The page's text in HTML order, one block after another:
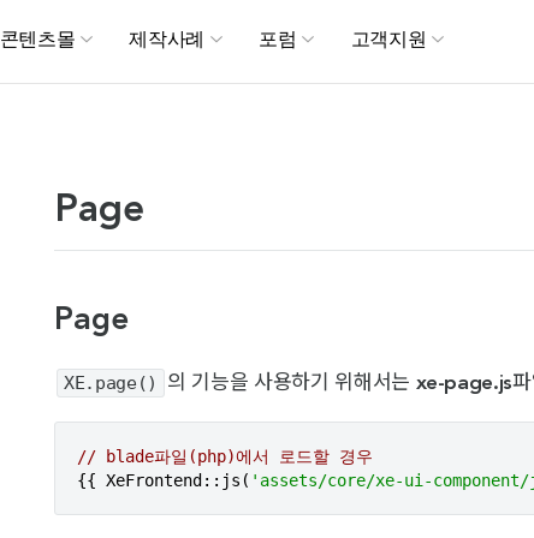
콘텐츠몰 제작사례 포럼 고객지원
Page
Page
XE.page() 의 기능을 사용하기 위해서는 xe-page.js
// blade파일(php)에서 로드할 경우
{{ XeFrontend::js( 'assets/core/xe-ui-